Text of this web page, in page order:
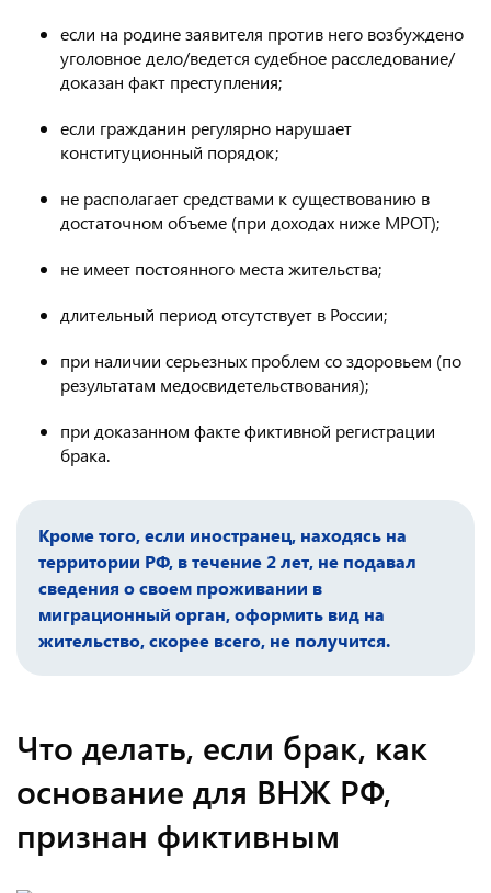
если на родине заявителя против него возбуждено
уголовное дело/ведется судебное расследование/
доказан факт преступления;
если гражданин регулярно нарушает
конституционный порядок;
не располагает средствами к существованию в
достаточном объеме (при доходах ниже МРОТ);
не имеет постоянного места жительства;
длительный период отсутствует в России;
при наличии серьезных проблем со здоровьем (по
результатам медосвидетельствования);
при доказанном факте фиктивной регистрации
брака.
Кроме того, если иностранец, находясь на
территории РФ, в течение 2 лет, не подавал
сведения о своем проживании в
миграционный орган, оформить вид на
жительство, скорее всего, не получится.
Что делать, если брак, как
основание для ВНЖ РФ,
признан фиктивным